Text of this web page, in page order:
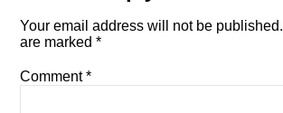
Your email address will not be published.
are marked*
Comment*